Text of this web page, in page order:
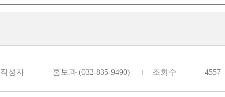
작성자 홍보과 (032-835-9490) 조회수 4557